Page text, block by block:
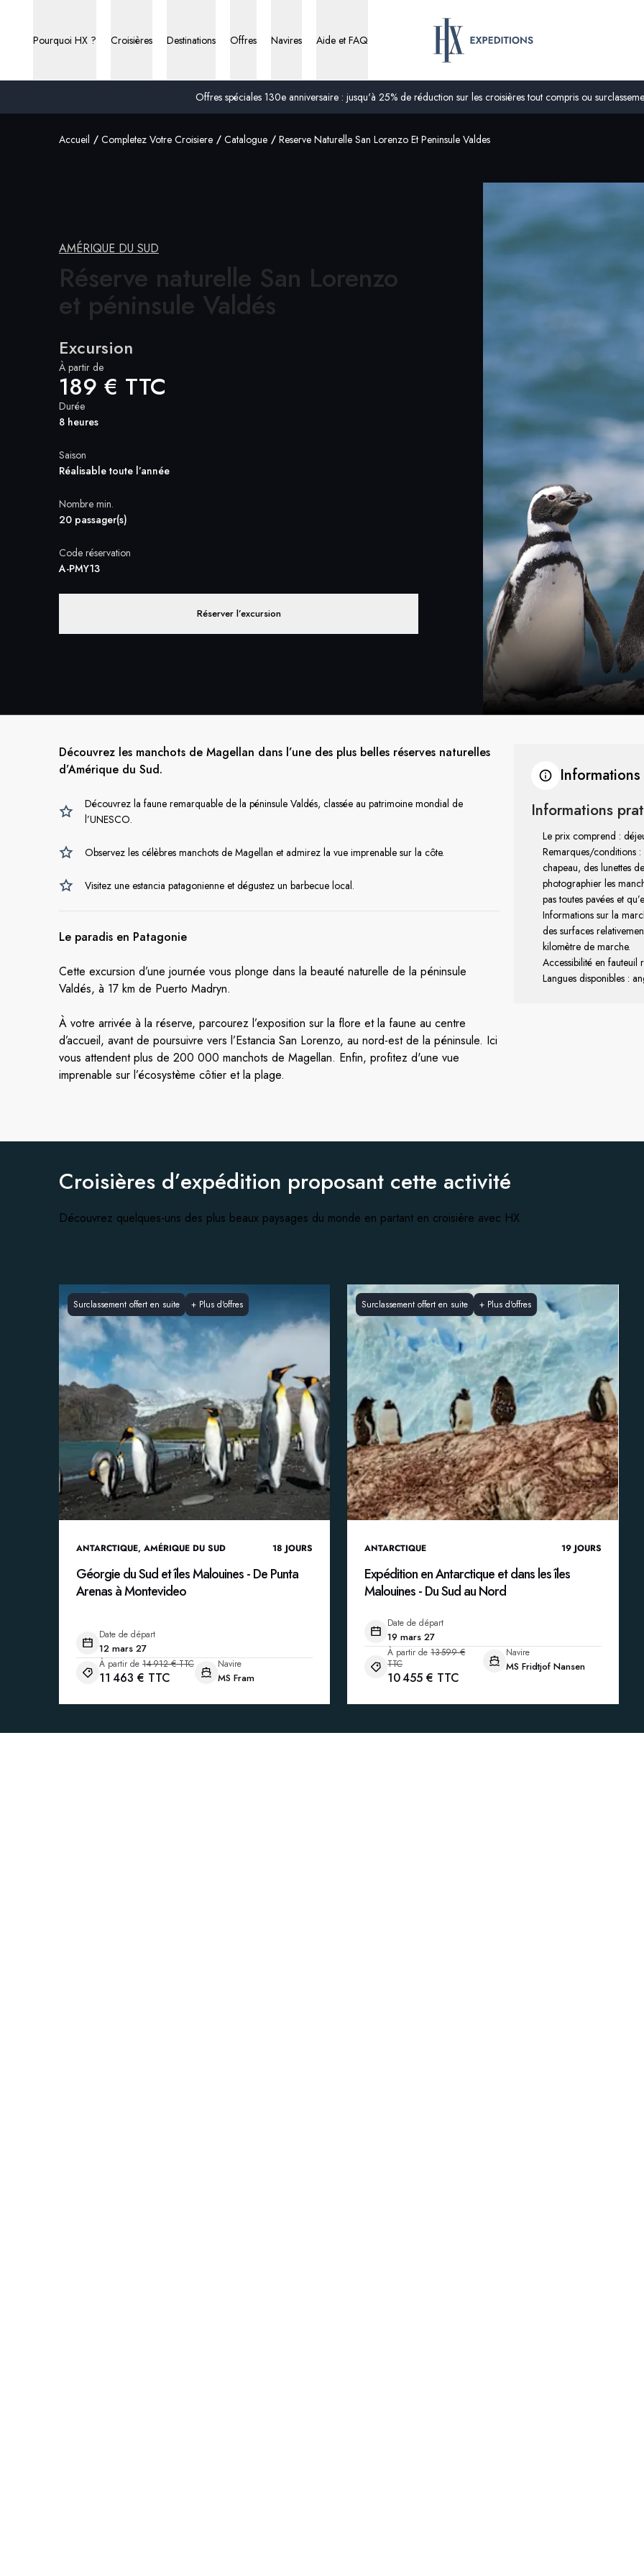
Offres spéciales 130e anniversaire : jusqu'à 25% de réduction sur les croisières tout compris ou
Pourquoi HX ? Croisières Destinations Offres Navires Aide et FAQ
Accueil Completez Votre Croisiere Catalogue Reserve Naturelle San Lorenzo Et Peninsule Valdes
AMÉRIQUE DU SUD
Réserve naturelle San Lorenzo
et péninsule Valdés
Excursion
À partir de
189 € TTC
Durée
8 heures
Saison
Réalisable toute l’année
Nombre min.
20 passager(s)
Code réservation
A-PMY13
Réserver l’excursion
Découvrez les manchots de Magellan dans l’une des plus belles réserves naturelles
d’Amérique du Sud.
Découvrez la faune remarquable de la péninsule Valdés, classée au patrimoine mondial de
l’UNESCO.
Observez les célèbres manchots de Magellan et admirez la vue imprenable sur la côte.
Visitez une estancia patagonienne et dégustez un barbecue local.
Le paradis en Patagonie
Cette excursion d’une journée vous plonge dans la beauté naturelle de la péninsule
Valdés, à 17 km de Puerto Madryn.
À votre arrivée à la réserve, parcourez l’exposition sur la flore et la faune au centre
d’accueil, avant de poursuivre vers l’Estancia San Lorenzo, au nord-est de la péninsule. Ici
vous attendent plus de 200 000 manchots de Magellan. Enfin, profitez d'une vue
imprenable sur l’écosystème côtier et la plage.
Informations
Le prix comprend :
Remarques/conditions
chapeau, des lunettes
photographier les
pas toutes pavées et
Informations sur la
des surfaces
kilomètre de marche.
Accessibilité en fauteuil
Langues disponibles :
Croisières d’expédition proposant cette activité
Découvrez quelques-uns des plus beaux paysages du monde en partant en croisière avec HX
Surclassement offert en suite + Plus d'offres
ANTARCTIQUE, AMÉRIQUE DU SUD 18 JOURS
Géorgie du Sud et îles Malouines - De Punta
Arenas à Montevideo
Date de départ
12 mars 27
À partir de 14 912 € TTC
11 463 € TTC
Navire
MS Fram
Surclassement offert en suite + Plus d'offres
ANTARCTIQUE 19 JOURS
Expédition en Antarctique et dans les îles
Malouines - Du Sud au Nord
Date de départ
19 mars 27
À partir de 13 599 €
TTC
10 455 € TTC
Navire
MS Fridtjof Nansen